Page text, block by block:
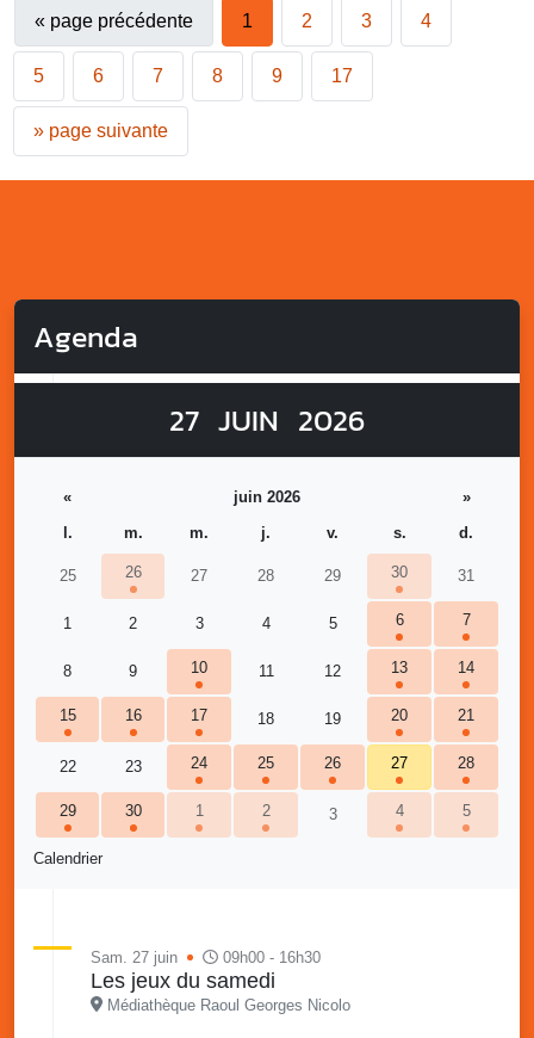
« page précédente 1 2 3 4
5 6 7 8 9 17
» page suivante
Agenda
27 JUIN 2026
Calendrier
« juin 2026
»
l.
m. m. j. v. s. d.
25 26 27 28 29 30 31
1 2 3 4 5 6 7
8 9 10 11 12 13 14
15 16 17 18 19 20 21
22 23 24 25 26 27 28
29 30 1 2 3 4 5
Sam. 27 juin 09h00 - 16h30
Les jeux du samedi
Médiathèque Raoul Georges Nicolo